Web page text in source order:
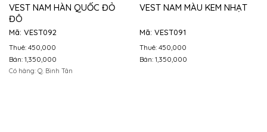
VEST NAM HÀN QUỐC ĐỎ
ĐÔ
Mã: VEST092
Thuê: 450,000
Bán: 1,350,000
Có hàng: Q. Bình Tân
VEST NAM MÀU KEM NHẠT
Mã: VEST091
Thuê: 450,000
Bán: 1,350,000